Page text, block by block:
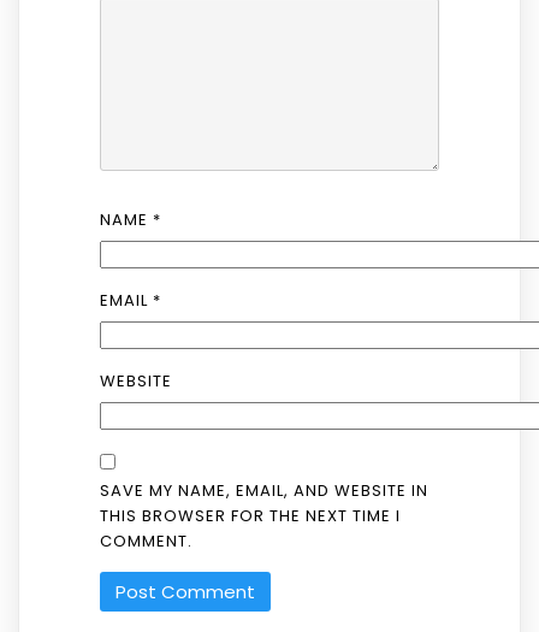
NAME *
EMAIL *
WEBSITE
SAVE MY NAME, EMAIL, AND WEBSITE IN
THIS BROWSER FOR THE NEXT TIME I
COMMENT.